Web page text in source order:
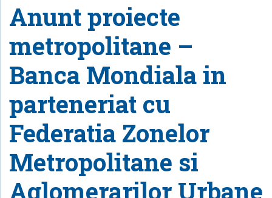
Anunt proiecte
metropolitane –
Banca Mondiala in
parteneriat cu
Federatia Zonelor
Metropolitane si
Aglomerarilor Urbane